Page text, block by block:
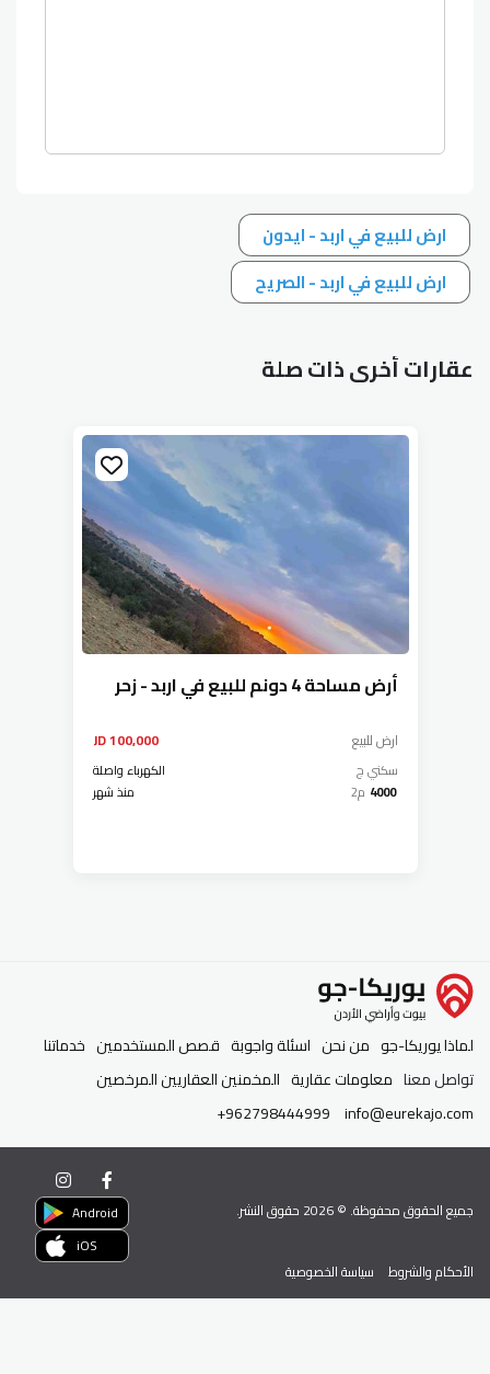
ارض للبيع في اربد - ايدون
ارض للبيع في اربد - الصريح
عقارات أخرى ذات صلة
أرض مساحة 4 دونم للبيع في اربد - زحر
ارضللبيع 100,000 JD
سكني ج
الكهرباء واصلة
4000 م2 منذ شهر
لماذا يوريكا-جو من نحن اسئلة واجوبة قصص المستخدمين خدماتنا
تواصل معنا معلومات عقارية المخمنين العقاريين المرخصين
info@eurekajo.com
+962798444999
جميع الحقوق محفوظة. ©2026 حقوق النشر.
Android
iOS
الأحكام والشروط
سياسة الخصوصية